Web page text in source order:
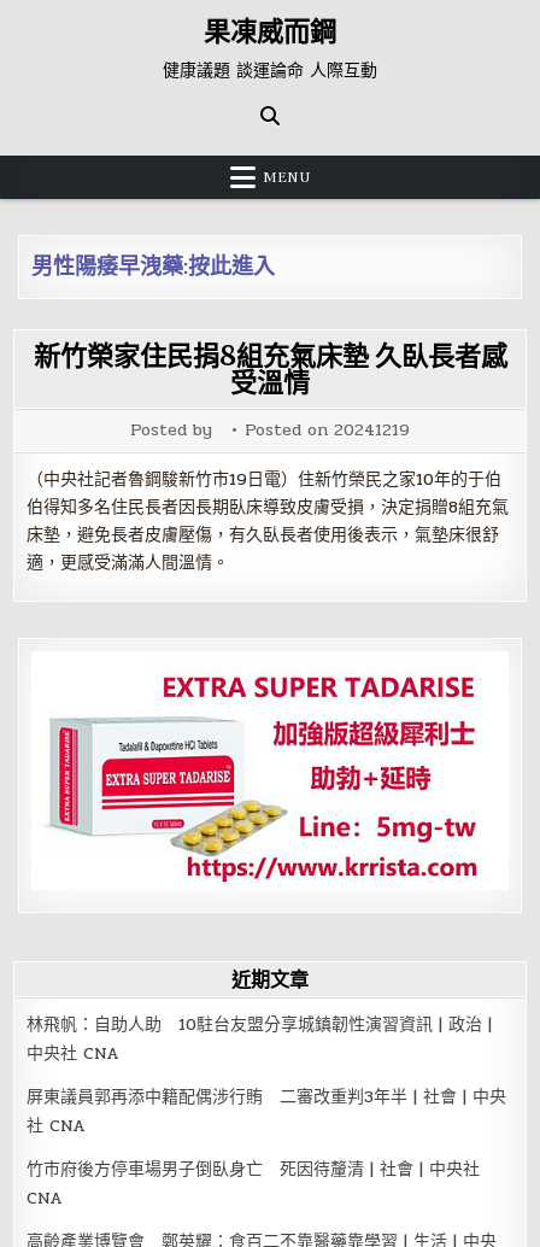
果凍威而鋼
健康議題 談運論命 人際互動
MENU
男性陽痿早洩藥:按此進入
新竹榮家住民捐8組充氣床墊 久臥長者感
受溫情
Posted by Posted on 20241219
（中央社記者魯鋼駿新竹市19日電）住新竹榮民之家10年的于伯
伯得知多名住民長者因長期臥床導致皮膚受損，決定捐贈8組充氣
床墊，避免長者皮膚壓傷，有久臥長者使用後表示，氣墊床很舒
適，更感受滿滿人間溫情。
近期文章
林飛帆：自助人助 10駐台友盟分享城鎮韌性演習資訊 | 政治 |
中央社 CNA
屏東議員郭再添中籍配偶涉行賄 二審改重判3年半 | 社會 | 中央
社 CNA
竹市府後方停車場男子倒臥身亡 死因待釐清 | 社會 | 中央社
CNA
高齡產業博覽會 鄭英耀：食百二不靠醫藥靠學習 | 生活 | 中央